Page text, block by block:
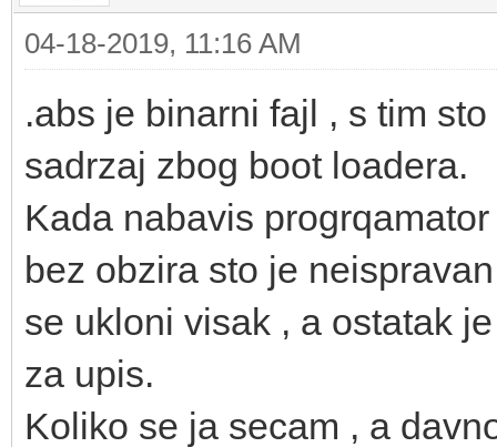
04-18-2019, 11:16 AM
.abs je binarni fajl , s tim
sadrzaj zbog boot loadera.
Kada nabavis
bez obzira sto je
se ukloni visak , a ostatak
za upis.
Koliko se ja secam , a